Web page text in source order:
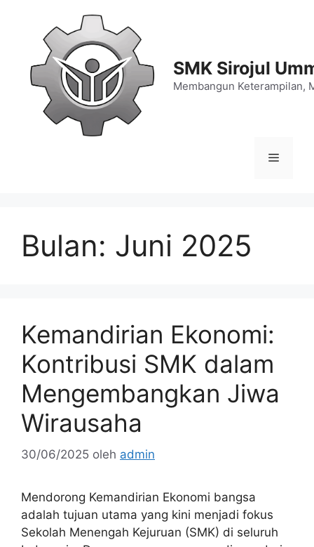
SMK Sirojul
Membangun Keterampilan,
Menu
Bulan: Juni 2025
Kemandirian Ekonomi:
Kontribusi SMK dalam
Mengembangkan Jiwa
Wirausaha
30/06/2025 oleh admin
Mendorong Kemandirian Ekonomi bangsa
adalah tujuan utama yang kini menjadi fokus
Sekolah Menengah Kejuruan (SMK) di seluruh